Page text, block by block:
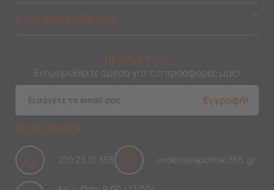
Ο ΛΟΓΑΡΙΑΣΜΟΣ ΜΟΥ
NEWSLETTER
Ενημερωθείτε άμεσα για τις προσφορές μας!
Εγγραφή
ΕΠΙΚΟΙΝΩΝΙΑ
210 23 10 365 orders@apothiki365.gr